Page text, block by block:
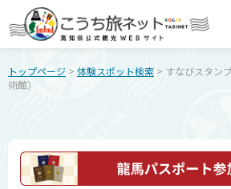
トップページ > 体験スポット検索 > すなびスタン
術館）